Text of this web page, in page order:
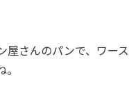
屋さんのパンで、ワース